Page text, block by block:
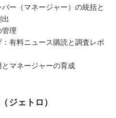
ー（マネージャー）の統括と
管理
：有料ニュース購読と調査レポ
とマネージャーの育成
ジェトロ）